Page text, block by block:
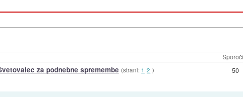
za podnebne spremembe (strani: 1 2 )
50